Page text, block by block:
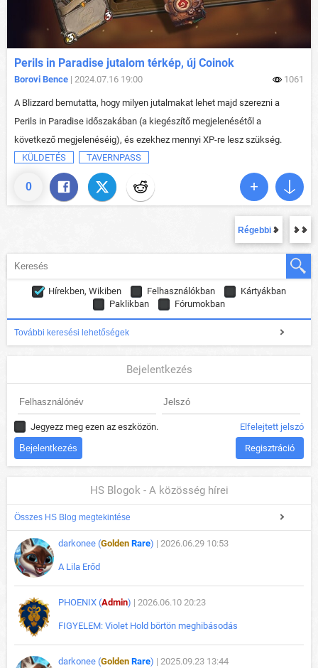
0
Perils in Paradise jutalom térkép, új Coinok
Borovi Bence | 2024.07.16 19:00 1061
A Blizzard bemutatta, hogy milyen jutalmakat lehet majd szerezni a
Perils in Paradise időszakában (a kiegészítő megjelenésétől a
következő megjelenéséig), és ezekhez mennyi XP-re lesz szükség.
KÜLDETÉS
TAVERNPASS
Régebbi
Hírekben, Wikiben Felhasználókban
Kártyákban
Paklikban
Fórumokban
További keresési lehetőségek
Bejelentkezés
Jegyezz meg ezen az eszközön. Elfelejtett jelszó
Regisztráció
HS Blogok - A közösség hírei
Összes HS Blog megtekintése
darkonee (Golden Rare) | 2026.06.29 10:53
A Lila Erőd
PHOENIX (Admin) | 2026.06.10 20:23
FIGYELEM: Violet Hold börtön meghibásodás
darkonee (Golden Rare) | 2025.09.23 13:44